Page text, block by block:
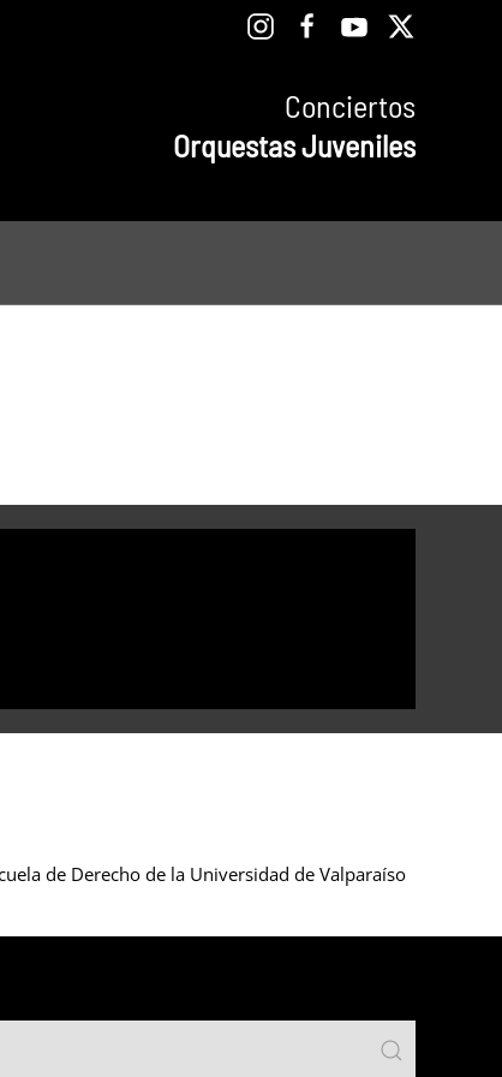
Conciertos
Orquestas Juveniles
de Derecho de la Universidad de Valparaíso